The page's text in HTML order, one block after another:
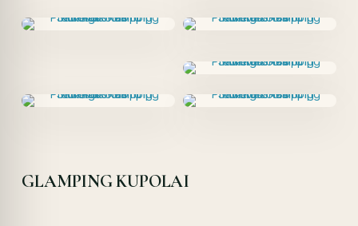
GLAMPING KUPOLAI